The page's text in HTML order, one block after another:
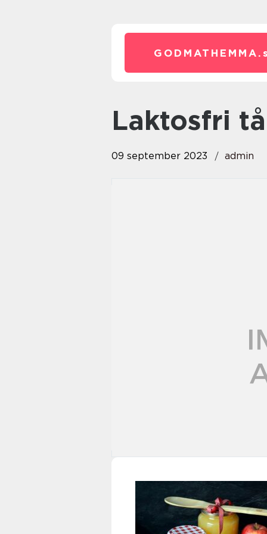
GODMATHEMMA.
laktosfri
09 september 2023 admin